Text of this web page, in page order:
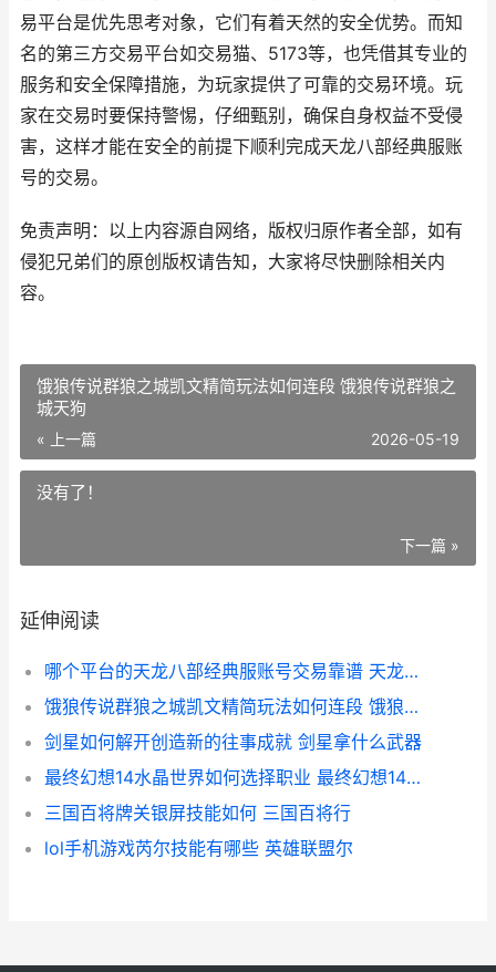
易平台是优先思考对象，它们有着天然的安全优势。而知
名的第三方交易平台如交易猫、5173等，也凭借其专业的
服务和安全保障措施，为玩家提供了可靠的交易环境。玩
家在交易时要保持警惕，仔细甄别，确保自身权益不受侵
害，这样才能在安全的前提下顺利完成天龙八部经典服账
号的交易。
免责声明：以上内容源自网络，版权归原作者全部，如有
侵犯兄弟们的原创版权请告知，大家将尽快删除相关内
容。
饿狼传说群狼之城凯文精简玩法如何连段 饿狼传说群狼之
城天狗
« 上一篇 2026-05-19
没有了！
下一篇 »
延伸阅读
哪个平台的天龙八部经典服账号交易靠谱 天龙账号交易平台有哪些
饿狼传说群狼之城凯文精简玩法如何连段 饿狼传说群狼之城天狗
剑星如何解开创造新的往事成就 剑星拿什么武器
最终幻想14水晶世界如何选择职业 最终幻想14水晶世界职业介绍
三国百将牌关银屏技能如何 三国百将行
lol手机游戏芮尔技能有哪些 英雄联盟尔